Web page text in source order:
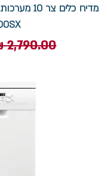
מחיר רגיל‏2,790.00 ‏₪